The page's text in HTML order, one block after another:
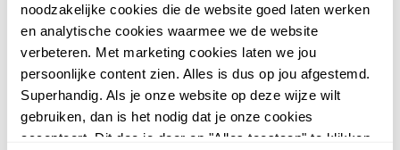
noodzakelijke cookies die de website goed laten werken
en analytische cookies waarmee we de website
verbeteren. Met marketing cookies laten we jou
persoonlijke content zien. Alles is dus op jou afgestemd.
Superhandig. Als je onze website op deze wijze wilt
gebruiken, dan is het nodig dat je onze cookies
accepteert. Dit doe je door op "Alles toestaan" te klikken.